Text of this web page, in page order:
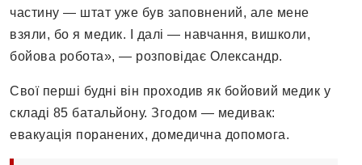
частину — штат уже був заповнений, але мене
взяли, бо я медик. І далі — навчання, вишколи,
бойова робота», — розповідає Олександр.
Свої перші будні він проходив як бойовий медик у
складі 85 батальйону. Згодом — медивак:
евакуація поранених, домедична допомога.